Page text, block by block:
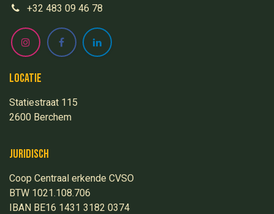
+32 483 09 46 78
Locatie
Statiestraat 115
2600 Berchem
Juridisch
Coop Centraal erkende CVSO
BTW 1021.108.706
IBAN BE16 1431 3182 0374